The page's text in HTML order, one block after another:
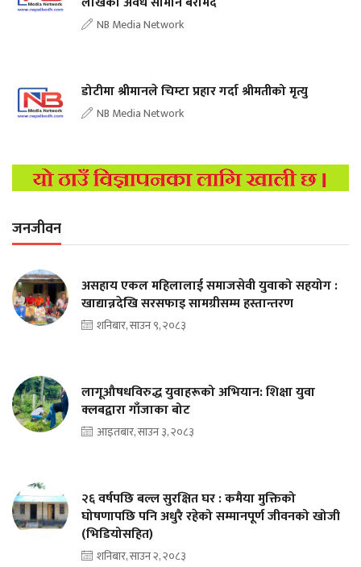
NB Media Network
डोटीमा श्रीमानले चिम्टा प्रहार गर्दा श्रीमतीको मृत्यु
NB Media Network
जनजीवन
असहाय एकल महिलालाई समाजसेवी युवाको सहयोग :
खाद्यान्नदेखि सरसफाइ सामग्रीसम्म हस्तान्तरण
शनिबार, साउन ९, २०८३
लागूऔषधविरुद्ध युवाहरूको अभियान: शिक्षा युवा
क्लबद्वारा गाँजाका बोट
आइतबार, साउन ३, २०८३
२६ वर्षपछि बल्ल सुरक्षित घर : कमैया मुक्तिको
घोषणापछि पनि अधुरै रहेको सम्मानपूर्ण जीवनको खोजी
(भिडियोसहित)
शनिबार, साउन २, २०८३